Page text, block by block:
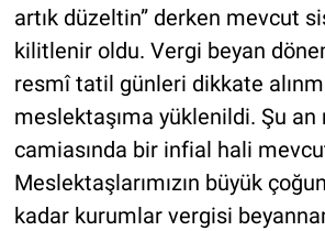
artık düzeltin” derken mevcut
kilitlenir oldu. Vergi beyan
resmî tatil günleri dikkate
meslektaşıma yüklenildi. Şu an
camiasında bir infial hali
Meslektaşlarımızın büyük
kadar kurumlar vergisi